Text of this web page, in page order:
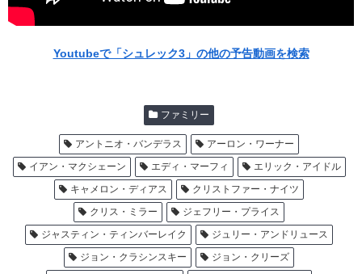
Youtubeで「シュレック3」の他の予告動画を検索
ファミリー
アントニオ・バンデラス
アーロン・ワーナー
イアン・マクシェーン
エディ・マーフィ
エリック・アイドル
キャメロン・ディアス
クリストファー・ナイツ
クリス・ミラー
ジェフリー・プライス
ジャスティン・ティンバーレイク
ジュリー・アンドリュース
ジョン・クラシンスキー
ジョン・クリーズ